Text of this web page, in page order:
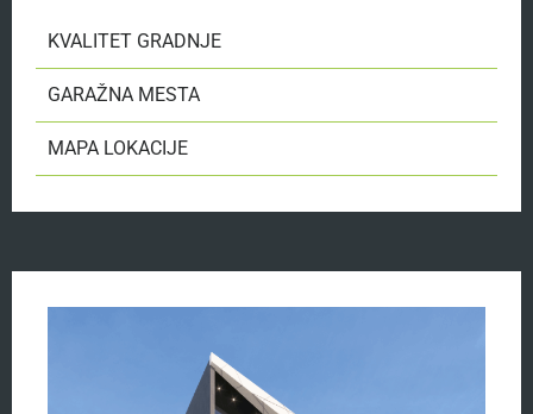
KVALITET GRADNJE
GARAŽNA MESTA
MAPA LOKACIJE